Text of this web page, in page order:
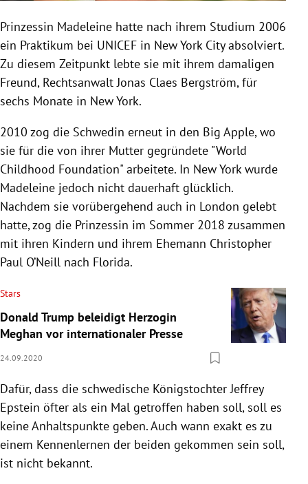
Prinzessin Madeleine hatte nach ihrem Studium 2006
ein Praktikum bei UNICEF in New York City absolviert.
Zu diesem Zeitpunkt lebte sie mit ihrem damaligen
Freund, Rechtsanwalt Jonas Claes Bergström, für
sechs Monate in New York.
2010 zog die Schwedin erneut in den Big Apple, wo
sie für die von ihrer Mutter gegründete "World
Childhood Foundation" arbeitete. In New York wurde
Madeleine jedoch nicht dauerhaft glücklich.
Nachdem sie vorübergehend auch in London gelebt
hatte, zog die Prinzessin im Sommer 2018 zusammen
mit ihren Kindern und ihrem Ehemann Christopher
Paul O’Neill nach Florida.
Stars
Donald Trump beleidigt Herzogin
Meghan vor internationaler Presse
24.09.2020
Dafür, dass die schwedische Königstochter Jeffrey
Epstein öfter als ein Mal getroffen haben soll, soll es
keine Anhaltspunkte geben. Auch wann exakt es zu
einem Kennenlernen der beiden gekommen sein soll,
ist nicht bekannt.